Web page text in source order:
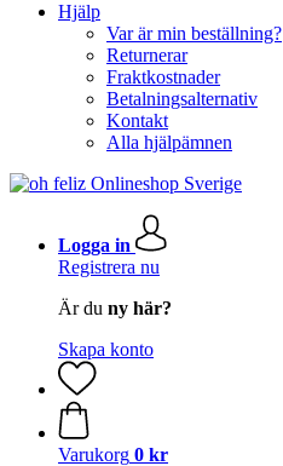
Hjälp
Var är min beställning?
Returnerar
Fraktkostnader
Betalningsalternativ
Kontakt
Alla hjälpämnen
Logga in
Registrera nu
Är du ny här?
Skapa konto
Varukorg 0 kr